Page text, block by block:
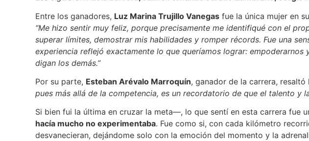
Entre los ganadores, Luz Marina Trujillo Vanegas fue la única mujer en
“Me hizo sentir muy feliz, porque precisamente me identifiqué con el
superar límites, demostrar mis habilidades y romper récords. Fue una
experiencia reflejó exactamente lo que queríamos lograr:
digan los demás.”
Por su parte, Esteban Arévalo Marroquín, ganador de la carrera,
pues más allá de la competencia, es un recordatorio de que el talento y
Si bien fui la última en cruzar la meta—, lo que sentí en esta carrera fue
hacía mucho no experimentaba. Fue como si, con cada kilómetro
desvanecieran, dejándome solo con la emoción del momento y la